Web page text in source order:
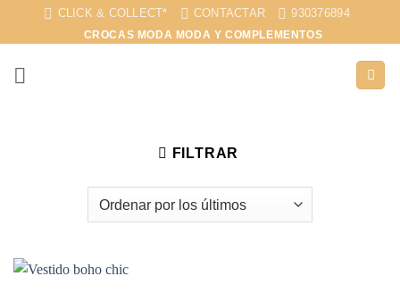
CLICK & COLLECT* CONTACTAR 930376894
CROCAS MODA MODA Y COMPLEMENTOS
FILTRAR